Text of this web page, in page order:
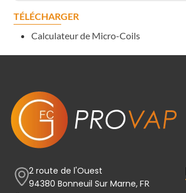
TÉLÉCHARGER
Calculateur de Micro-Coils
2 route de l'Ouest
94380 Bonneuil Sur Marne, FR